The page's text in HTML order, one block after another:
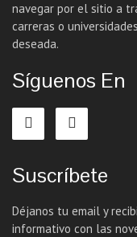
navegar por el sitio a
carreras o
deseada.
Síguenos En
Suscríbete
Déjanos tu email y
informativo con las